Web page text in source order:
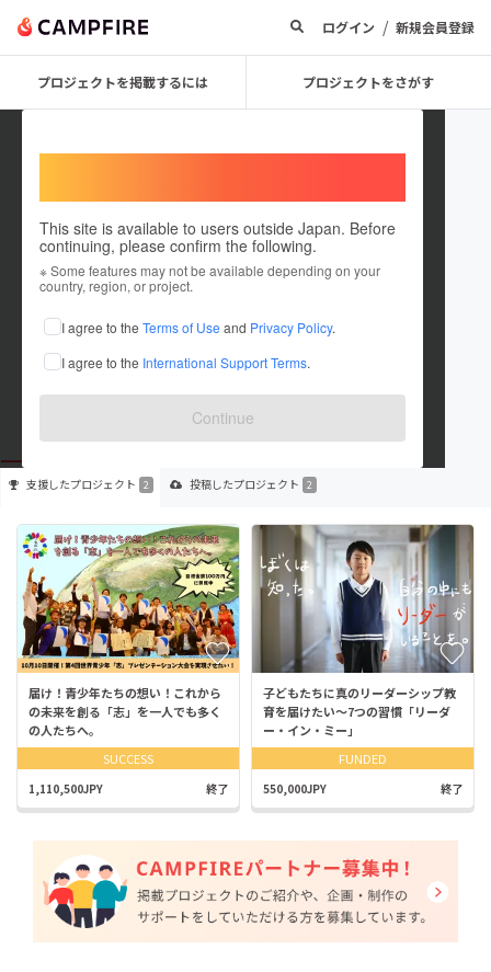
ログイン / 新規会員登録
プロジェクトを掲載するには プロジェクトをさがす
This site is available to users outside Japan. Before
continuing, please confirm the following.
※ Some features may not be available depending on your
country, region, or project.
I agree to the Terms of Use and Privacy Policy.
I agree to the International Support Terms.
Continue
AI教育ラボ
これまでに2回支援して2件のプロジェクトを投稿しています
在住国：日本 現在地：神奈川県
出身国：日本 出身地：神奈川県
支援したプロジェクト 2 投稿したプロジェクト 2
届け！青少年たちの想い！これから
の未来を創る「志」を一人でも多く
の人たちへ。
SUCCESS
1,110,500JPY 終了
子どもたちに真のリーダーシップ教
育を届けたい〜7つの習慣「リーダ
ー・イン・ミー」
FUNDED
550,000JPY 終了